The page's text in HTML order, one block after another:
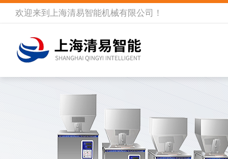
欢迎来到 上海清易智能机械有限公司 ！